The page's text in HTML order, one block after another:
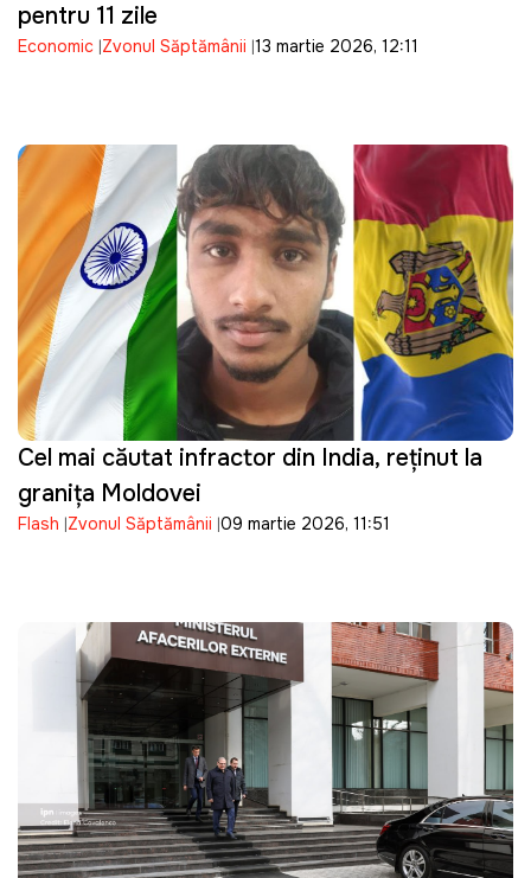
pentru 11 zile
Economic Zvonul Săptămânii 13 martie 2026, 12:11
Cel mai căutat infractor din India, reținut la
granița Moldovei
Flash Zvonul Săptămânii 09 martie 2026, 11:51